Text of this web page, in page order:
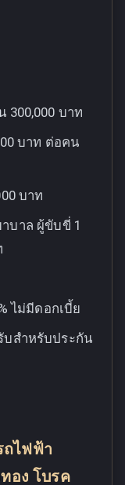
300,000 บาท
บาท ต่อคน
บาท
บาล ผู้ขับขี่ 1
ไม่มีดอกเบี้ย
บสำหรับประกัน
ถไฟฟ้า
ทอง โบรค